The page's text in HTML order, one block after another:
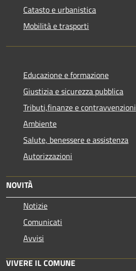
Catasto e urbanistica
Mobilità e trasporti
Educazione e formazione
Giustizia e sicurezza pubblica
Tributi,finanze e contravvenzioni
Ambiente
Salute, benessere e assistenza
Autorizzazioni
NOVITÀ
Notizie
Comunicati
Avvisi
VIVERE IL COMUNE